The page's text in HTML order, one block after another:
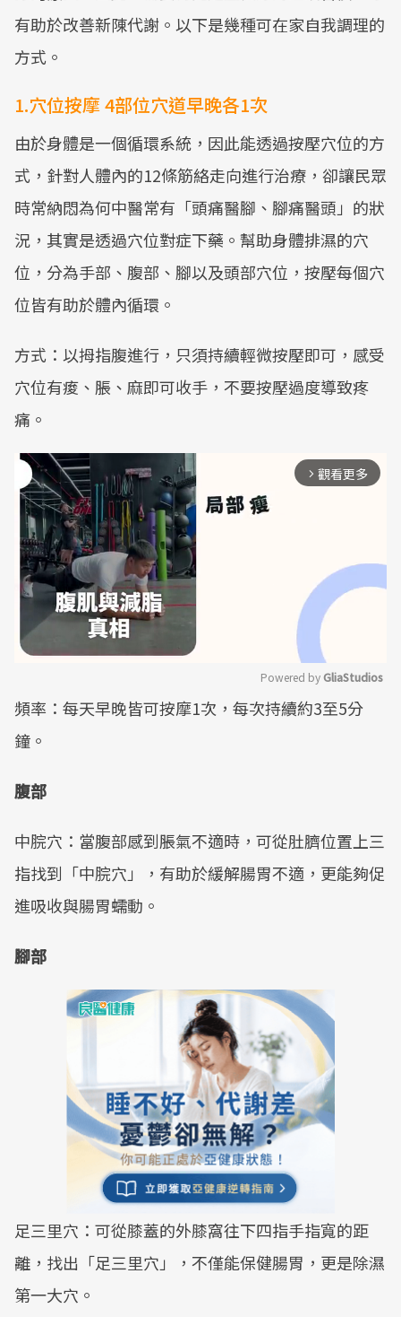
有助於改善新陳代謝。以下是幾種可在家自我調理的
方式。
1.穴位按摩 4部位穴道早晚各1次
由於身體是一個循環系統，因此能透過按壓穴位的方
式，針對人體內的12條筋絡走向進行治療，卻讓民眾
時常納悶為何中醫常有「頭痛醫腳、腳痛醫頭」的狀
況，其實是透過穴位對症下藥。幫助身體排濕的穴
位，分為手部、腹部、腳以及頭部穴位，按壓每個穴
位皆有助於體內循環。
方式：以拇指腹進行，只須持續輕微按壓即可，感受
穴位有痠、脹、麻即可收手，不要按壓過度導致疼
痛。
arrow_forward_ios 觀看更多
Mute
Powered by GliaStudios
頻率：每天早晚皆可按摩1次，每次持續約3至5分
鐘。
腹部
中脘穴：當腹部感到脹氣不適時，可從肚臍位置上三
指找到「中脘穴」，有助於緩解腸胃不適，更能夠促
進吸收與腸胃蠕動。
腳部
足三里穴：可從膝蓋的外膝窩往下四指手指寬的距
離，找出「足三里穴」，不僅能保健腸胃，更是除濕
第一大穴。